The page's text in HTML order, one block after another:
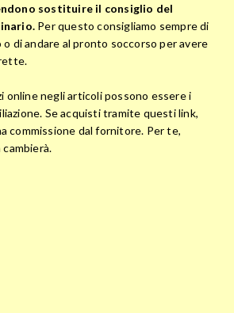
sostituire il consiglio del
Per questo consigliamo sempre di
di andare al pronto soccorso per avere
online negli articoli possono essere i
Se acquisti tramite questi link,
commissione dal fornitore. Per te,